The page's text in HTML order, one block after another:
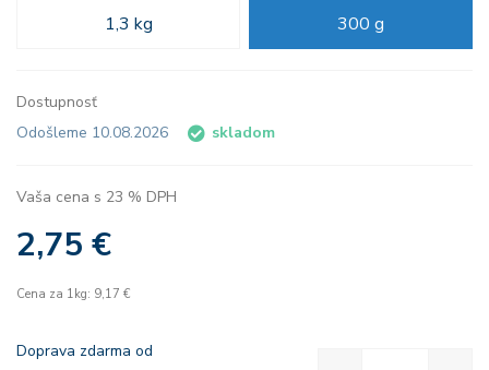
1,3 kg 300 g
Dostupnosť
Odošleme 10.08.2026
skladom
Vaša cena s 23 % DPH
2,75 €
Cena za 1kg: 9,17 €
Doprava zdarma od